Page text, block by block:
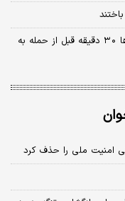
زئیس سازمان هواپیمایی: گزارش ورود هواگردها ٣٠ دقیقه قبل از حمله به
امنیت ملی را حذف کرد